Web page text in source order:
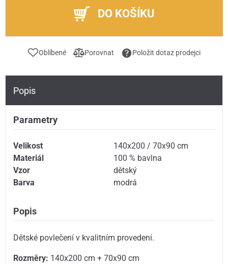
DO KOŠÍKU
Oblíbené Porovnat Položit dotaz prodejci
Popis
Parametry
Velikost
140x200 / 70x90 cm
Materiál
100 % bavlna
Vzor
dětský
Barva
modrá
Popis
Dětské povlečení v kvalitním provedení.
Rozměry: 140x200 cm + 70x90 cm